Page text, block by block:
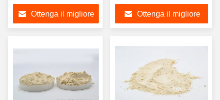
adesivo per prodotti a
base di carne e pesce
Ottenga il migliore
hamburger sandwich
Ottenga il migliore